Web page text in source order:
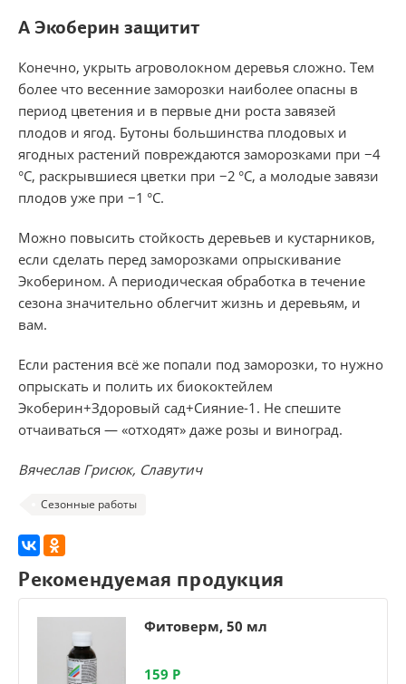
А Экоберин защитит
Конечно, укрыть агроволокном деревья сложно. Тем
более что весенние заморозки наиболее опасны в
период цветения и в первые дни роста завязей
плодов и ягод. Бутоны большинства плодовых и
ягодных растений повреждаются заморозками при −4
°С, раскрывшиеся цветки при −2 °С, а молодые завязи
плодов уже при −1 °С.
Можно повысить стойкость деревьев и кустарников,
если сделать перед заморозками опрыскивание
Экоберином. А периодическая обработка в течение
сезона значительно облегчит жизнь и деревьям, и
вам.
Если растения всё же попали под заморозки, то нужно
опрыскать и полить их биококтейлем
Экоберин+Здоровый сад+Сияние-1. Не спешите
отчаиваться — «отходят» даже розы и виноград.
Вячеслав Грисюк, Славутич
Сезонные работы
Рекомендуемая продукция
Фитоверм, 50 мл
159 Р